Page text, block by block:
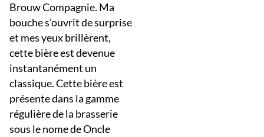
Brouw Compagnie. Ma
bouche s’ouvrit de surprise
et mes yeux brillèrent,
cette bière est devenue
instantanément un
classique. Cette bière est
présente dans la gamme
régulière de la brasserie
sous le nome de Oncle